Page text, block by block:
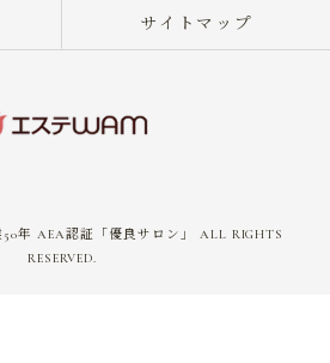
サイトマップ
年 AEA認証「優良サロン」 ALL RIGHTS
RESERVED.